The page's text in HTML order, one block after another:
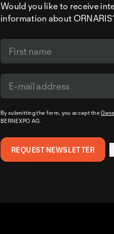
Would you like to receive
information about
By submitting the form, you accept the
BERNEXPO AG.